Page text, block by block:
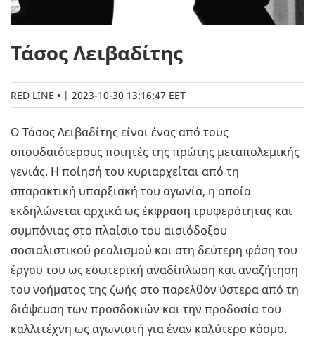
Τάσος Λειβαδίτης
RED LINE | 2023-10-30 13:16:47 EET
Ο Τάσος Λειβαδίτης είναι ένας από τους
σπουδαιότερους ποιητές της πρώτης μεταπολεμικής
γενιάς. Η ποίησή του κυριαρχείται από τη
σπαρακτική υπαρξιακή του αγωνία, η οποία
εκδηλώνεται αρχικά ως έκφραση τρυφερότητας και
συμπόνιας στο πλαίσιο του αισιόδοξου
σοσιαλιστικού ρεαλισμού και στη δεύτερη φάση του
έργου του ως εσωτερική αναδίπλωση και αναζήτηση
του νοήματος της ζωής στο παρελθόν ύστερα από τη
διάψευση των προσδοκιών και την προδοσία του
καλλιτέχνη ως αγωνιστή για έναν καλύτερο κόσμο.